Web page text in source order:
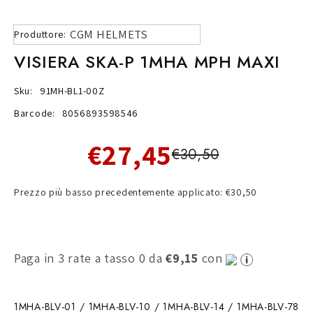
Produttore: CGM HELMETS
VISIERA SKA-P 1MHA MPH MAXI
Sku:
91MH-BL1-00Z
Barcode:
8056893598546
€27,45€30,50
Prezzo più basso precedentemente applicato: €30,50
Paga in 3 rate a tasso 0 da€9,15 con
1MHA-BLV-01 / 1MHA-BLV-10 / 1MHA-BLV-14 / 1MHA-BLV-78